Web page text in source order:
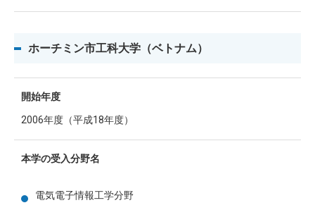
ホーチミン市工科大学（ベトナム）
開始年度
2006年度（平成18年度）
本学の受入分野名
電気電子情報工学分野